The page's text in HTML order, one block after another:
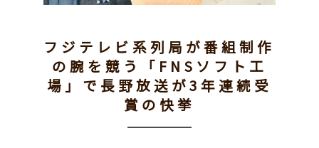
フジテレビ系列局が番組制作
の腕を競う「FNSソフト工
場」で長野放送が3年連続受
賞の快挙